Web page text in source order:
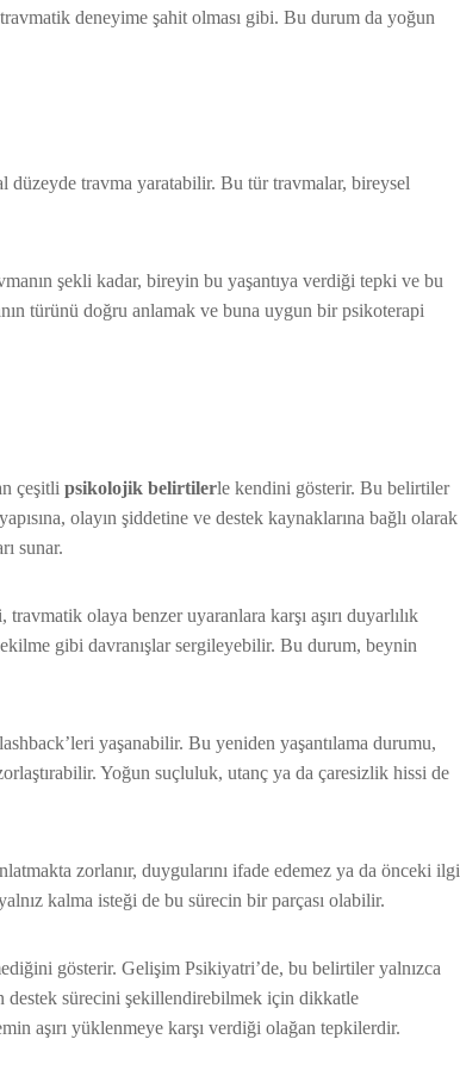
deneyime şahit olması gibi. Bu durum da yoğun
düzeyde travma yaratabilir. Bu tür travmalar, bireysel
şekli kadar, bireyin bu yaşantıya verdiği tepki ve bu
türünü doğru anlamak ve buna uygun bir psikoterapi
çeşitli psikolojik belirtilerle kendini gösterir. Bu belirtiler
olayın şiddetine ve destek kaynaklarına bağlı olarak
sunar.
olaya benzer uyaranlara karşı aşırı duyarlılık
gibi davranışlar sergileyebilir. Bu durum, beynin
yaşanabilir. Bu yeniden yaşantılama durumu,
Yoğun suçluluk, utanç ya da çaresizlik hissi de
zorlanır, duygularını ifade edemez ya da önceki ilgi
kalma isteği de bu sürecin bir parçası olabilir.
gösterir. Gelişim Psikiyatri’de, bu belirtiler yalnızca
destek sürecini şekillendirebilmek için dikkatle
aşırı yüklenmeye karşı verdiği olağan tepkilerdir.